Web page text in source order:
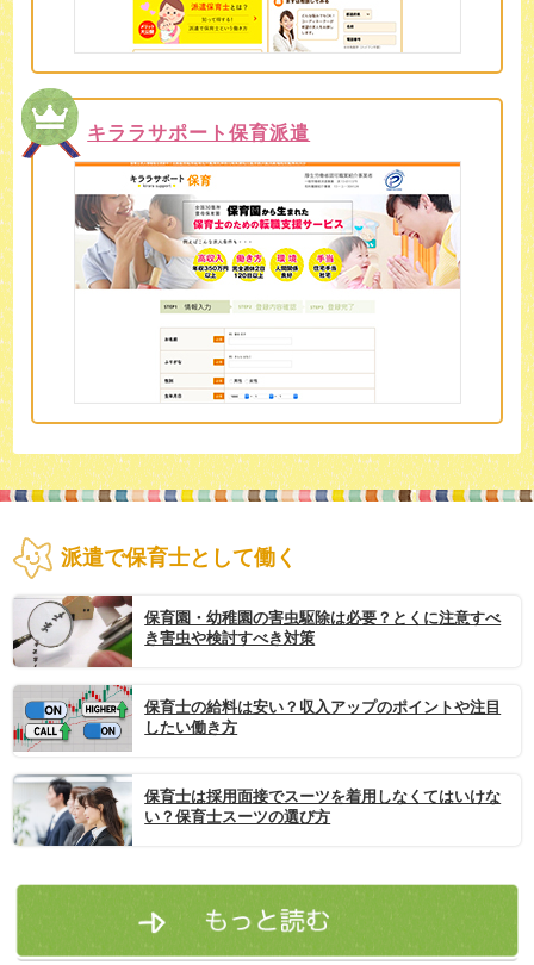
キララサポート保育派遣
派遣で保育士として働く
保育園・幼稚園の害虫駆除は必要？とくに注意すべ
き害虫や検討すべき対策
保育士の給料は安い？収入アップのポイントや注目
したい働き方
保育士は採用面接でスーツを着用しなくてはいけな
い？保育士スーツの選び方